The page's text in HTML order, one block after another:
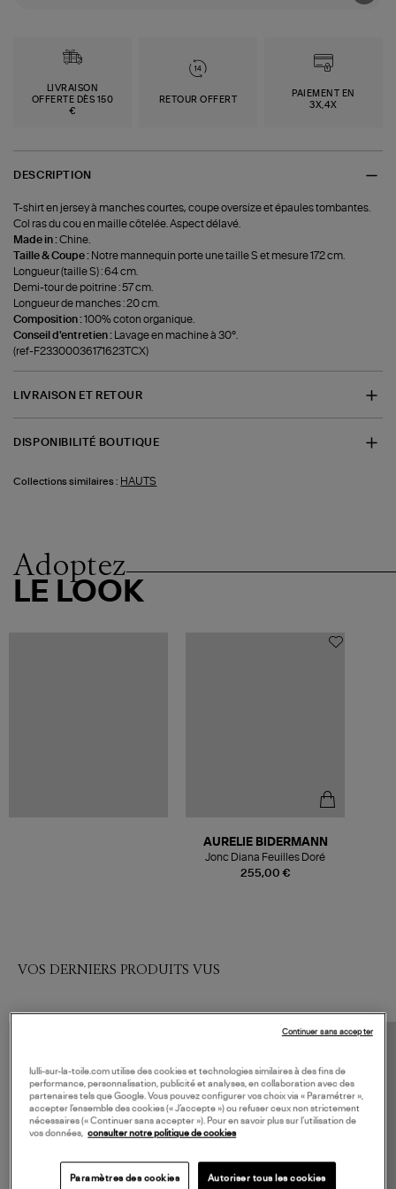
LIVRAISON
OFFERTE DÈS 150
€
RETOUR OFFERT
PAIEMENT EN
3X,4X
DESCRIPTION
T-shirt en jersey à manches courtes, coupe oversize et épaules tombantes.
Col ras du cou en maille côtelée. Aspect délavé.
Made in :Chine.
Taille & Coupe : Notre mannequin porte une taille S et mesure 172 cm.
Longueur (taille S) : 64 cm.
Demi-tour de poitrine : 57 cm.
Longueur de manches : 20 cm.
Composition :100% coton organique.
Conseil d'entretien :
Lavage en machine à 30°.
(ref-F23300036171623TCX)
LIVRAISON ET RETOUR
DISPONIBILITÉ BOUTIQUE
Collections similaires : HAUTS
Adoptez
LE LOOK
255,00 €
AURELIE BIDERMANN
Jonc Diana Feuilles Doré
VOS DERNIERS PRODUITS VUS
lulli-sur-la-toile.com utilise des cookies et technologies similaires à des fins de
performance, personnalisation, publicité et analyses, en collaboration avec des
partenaires tels que Google. Vous pouvez configurer vos choix via « Paramétrer »,
accepter l’ensemble des cookies (« J’accepte ») ou refuser ceux non strictement
nécessaires (« Continuer sans accepter »). Pour en savoir plus sur l’utilisation de
vos données, consulter notre politique de cookies
Paramètres des cookies Autoriser tous les cookies
Continuer sans accepter